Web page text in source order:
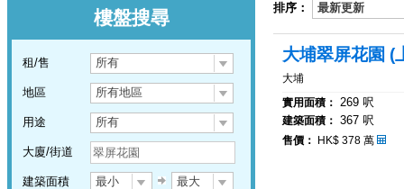
樓盤搜尋
租/售 所有
地區 所有地區
用途 所有
大廈/街道
建築面積 最小 最大
排序： 最新更新
大埔翠屏花園 (
大埔
實用面積： 269 呎
建築面積： 367 呎
售價： HK$ 378 萬